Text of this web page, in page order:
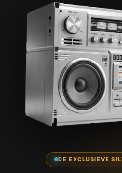
DE EXCLUSIEVE